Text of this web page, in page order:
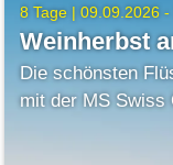
8 Tage |09.09.2026
Weinherbst
Die schönsten
mit der MS Swiss